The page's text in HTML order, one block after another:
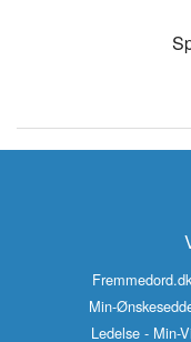
Fremmedord.dk
Min-
Ledelse - Min-